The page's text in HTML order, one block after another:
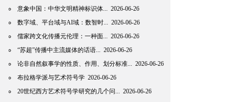
意象中国：中华文明精神标识体... 2026-06-26
数字域、平台域与AI域：数智时... 2026-06-26
儒家跨文化传播元伦理：一种面... 2026-06-26
“苏超”传播中主流媒体的话语... 2026-06-26
论非自然叙事学的性质、作用、划分标准... 2026-06-26
布拉格学派与艺术符号学 2026-06-26
20世纪西方艺术符号学研究的几个问... 2026-06-26